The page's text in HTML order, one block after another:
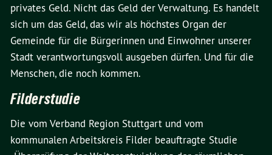
privates Geld. Nicht das Geld der Verwaltung. Es handelt
sich um das Geld, das wir als höchstes Organ der
Gemeinde für die Bürgerinnen und Einwohner unserer
Stadt verantwortungsvoll ausgeben dürfen. Und für die
Menschen, die noch kommen.
Filderstudie
Die vom Verband Region Stuttgart und vom
kommunalen Arbeitskreis Filder beauftragte Studie